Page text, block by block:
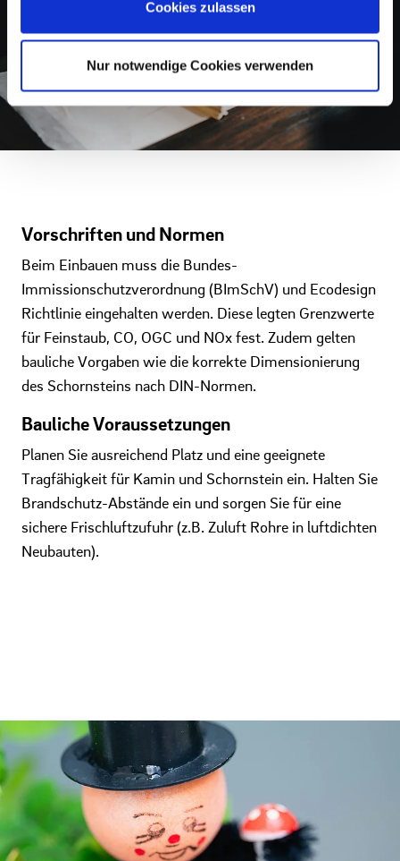
Cookies zulassen
Nur notwendige Cookies verwenden
Vorschriften und Normen
Beim Einbauen muss die Bundes-
Immissionschutzverordnung (BImSchV) und Ecodesign
Richtlinie eingehalten werden. Diese legten Grenzwerte
für Feinstaub, CO, OGC und NOx fest. Zudem gelten
bauliche Vorgaben wie die korrekte Dimensionierung
des Schornsteins nach DIN-Normen.
Bauliche Voraussetzungen
Planen Sie ausreichend Platz und eine geeignete
Tragfähigkeit für Kamin und Schornstein ein. Halten Sie
Brandschutz-Abstände ein und sorgen Sie für eine
sichere Frischluftzufuhr (z.B. Zuluft Rohre in luftdichten
Neubauten).